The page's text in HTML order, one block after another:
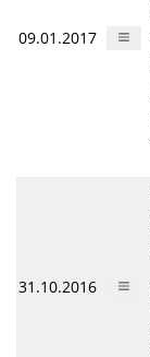
09.01.2017
31.10.2016